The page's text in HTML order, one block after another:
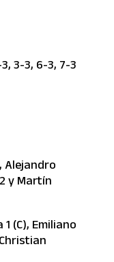
3-3, 6-3, 7-3
Alejandro
y Martín
(C), Emiliano